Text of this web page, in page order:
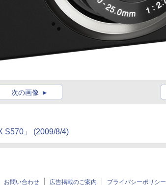
次の画像
S570」 (2009/8/4)
お問い合わせ 広告掲載のご案内 プライバシーポリシー